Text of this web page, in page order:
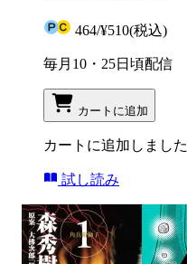
464/¥510(税込)
毎月10・25日頃配信
カートに追加
カートに追加しました
試し読み